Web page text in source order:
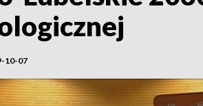
10-07